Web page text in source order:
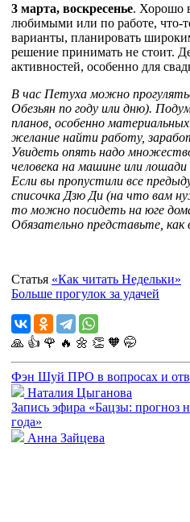
3 марта, воскресенье. Хорошо
любимыми или по работе, что-
варианты, планировать
решение принимать не стоит.
активностей, особенно для
В час Петуха можно
Обезьян по году или дню).
планов, особенно
желание найти работу,
Увидеть опять надо
человека на машине или
Если вы пропустили все
списочка Дзю Ди (на что вам
то можно посидеть на юге
Обязательно представьте, как
Статья «Как читать Недельки»
Больше прогулок за удачей
🙏 👍 🌹 🔥 🌼 👏 🧡 🤭
Фэн Шуй ПРО в вопросах и
Наталия Цыганова
Запись эфира «Бацзы: прогноз
года»
Анна Зайцева